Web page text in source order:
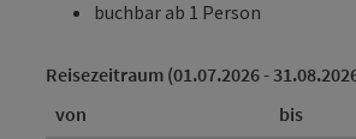
buchbar ab 1 Person
Reisezeitraum (01.07.2026 -
von
bis